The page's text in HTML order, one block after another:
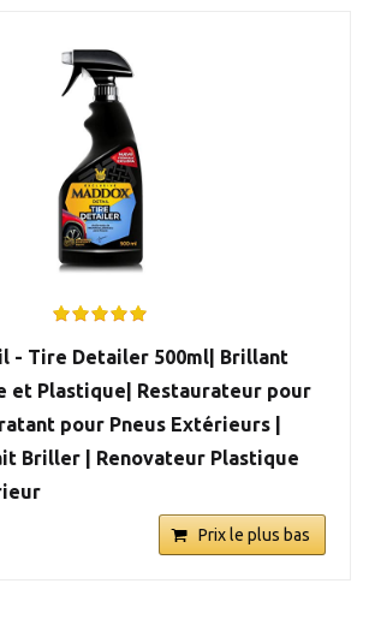
- Tire Detailer 500ml| Brillant
et Plastique| Restaurateur pour
pour Pneus Extérieurs |
Briller | Renovateur Plastique
Prix le plus bas